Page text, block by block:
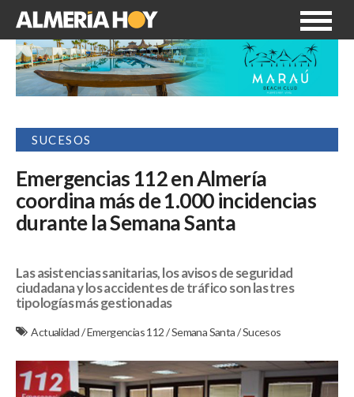
SUCESOS
Emergencias 112 en Almería
coordina más de 1.000 incidencias
durante la Semana Santa
Las asistencias sanitarias, los avisos de seguridad
ciudadana y los accidentes de tráfico son las tres
tipologías más gestionadas
Actualidad/Emergencias 112/Semana Santa/Sucesos